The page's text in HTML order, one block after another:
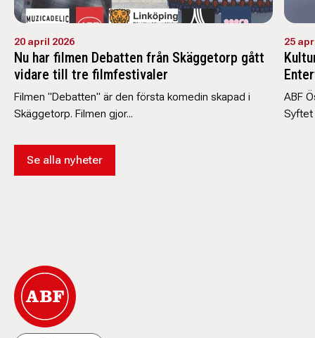
20 april 2026
Nu har filmen Debatten från Skäggetorp gått
vidare till tre filmfestivaler
Filmen "Debatten" är den första komedin skapad i
Skäggetorp. Filmen gjor...
25
ABF
Syftet
Se alla nyheter